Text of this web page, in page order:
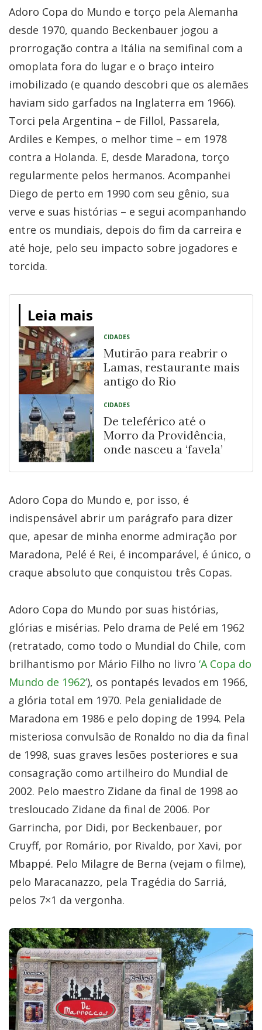
Adoro Copa do Mundo e torço pela Alemanha
desde 1970, quando Beckenbauer jogou a
prorrogação contra a Itália na semifinal com a
omoplata fora do lugar e o braço inteiro
imobilizado (e quando descobri que os alemães
haviam sido garfados na Inglaterra em 1966).
Torci pela Argentina – de Fillol, Passarela,
Ardiles e Kempes, o melhor time – em 1978
contra a Holanda. E, desde Maradona, torço
regularmente pelos hermanos. Acompanhei
Diego de perto em 1990 com seu gênio, sua
verve e suas histórias – e segui acompanhando
entre os mundiais, depois do fim da carreira e
até hoje, pelo seu impacto sobre jogadores e
torcida.
Leia mais
CIDADES
Mutirão para reabrir o
Lamas, restaurante mais
antigo do Rio
CIDADES
De teleférico até o
Morro da Providência,
onde nasceu a ‘favela’
Adoro Copa do Mundo e, por isso, é
indispensável abrir um parágrafo para dizer
que, apesar de minha enorme admiração por
Maradona, Pelé é Rei, é incomparável, é único, o
craque absoluto que conquistou três Copas.
Adoro Copa do Mundo por suas histórias,
glórias e misérias. Pelo drama de Pelé em 1962
(retratado, como todo o Mundial do Chile, com
brilhantismo por Mário Filho no livro ‘A Copa do
Mundo de 1962’), os pontapés levados em 1966,
a glória total em 1970. Pela genialidade de
Maradona em 1986 e pelo doping de 1994. Pela
misteriosa convulsão de Ronaldo no dia da final
de 1998, suas graves lesões posteriores e sua
consagração como artilheiro do Mundial de
2002. Pelo maestro Zidane da final de 1998 ao
tresloucado Zidane da final de 2006. Por
Garrincha, por Didi, por Beckenbauer, por
Cruyff, por Romário, por Rivaldo, por Xavi, por
Mbappé. Pelo Milagre de Berna (vejam o filme),
pelo Maracanazzo, pela Tragédia do Sarriá,
pelos 7×1 da vergonha.